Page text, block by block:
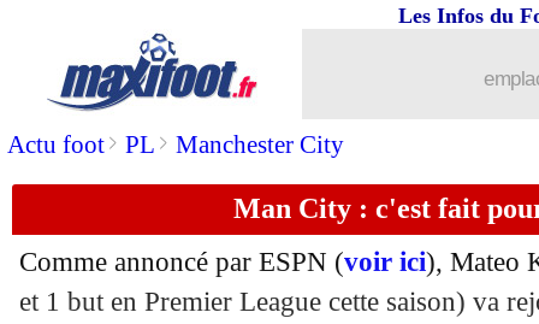
Actu foot> PL > Manchester City
Les Infos du
Man City : c'est fait
Comme annoncé par ESPN (voir ici), Mateo
et 1 but en Premier League cette saison) va
Roma: 4 matchs de suspension pour
21/06 TFC: Spierings va signer à Lens
: Dimarco a une belle cote
21/06 Nice: le profil de l'entraîneur
21/06 Belgique: Carrasco "déçu" par